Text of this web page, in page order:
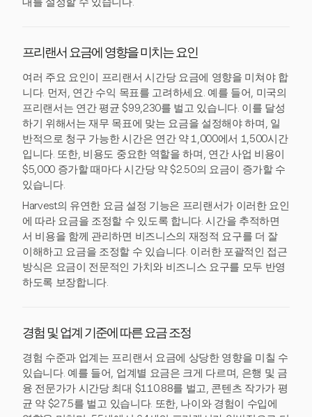
프리랜서 요금에 영향을 미치는 요인
여러 주요 요인이 프리랜서 시간당 요금에 영향을 미쳐야 합
니다. 먼저, 연간 수익 목표를 고려하세요. 예를 들어, 미국의
프리랜서는 연간 평균 $99,230를 벌고 있습니다. 이를 달성
하기 위해서는 재무 목표에 맞는 요금을 설정해야 하며, 일
반적으로 청구 가능한 시간은 연간 약 1,000에서 1,500시간
입니다. 또한, 비용도 중요한 역할을 하며, 연간 사업 비용이
$5,000 증가할 때마다 시간당 약 $2.50의 요금이 증가할 수
있습니다.
Harvest의 유연한 요금 설정 기능은 프리랜서가 이러한 요인
에 따라 요금을 조정할 수 있도록 합니다. 시간을 추적하면
서 비용을 함께 관리하면 비즈니스의 재정적 요구를 더 잘
이해하고 요금을 조정할 수 있습니다. 이러한 포괄적인 접근
방식은 요금이 전문적인 가치와 비즈니스 요구를 모두 반영
하도록 보장합니다.
경험 및 업계 기준에 따른 요금 조정
경험 수준과 업계는 프리랜서 요금에 상당한 영향을 미칠 수
있습니다. 예를 들어, 업계별 요금은 크게 다르며, 은행 및 금
융 전문가가 시간당 최대 $110.88를 벌고, 콘텐츠 작가가 평
균 약 $27.5를 벌고 있습니다. 또한, 나이와 경험이 수입에